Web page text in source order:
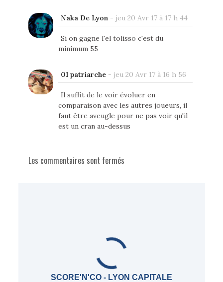
Naka De Lyon- jeu 20 Avr 17 à 17 h 44
Si on gagne l'el tolisso c'est du
minimum 55
01 patriarche- jeu 20 Avr 17 à 16 h 56
Il suffit de le voir évoluer en
comparaison avec les autres joueurs, il
faut être aveugle pour ne pas voir qu'il
est un cran au-dessus
Les commentaires sont fermés
SCORE'N'CO - LYON CAPITALE